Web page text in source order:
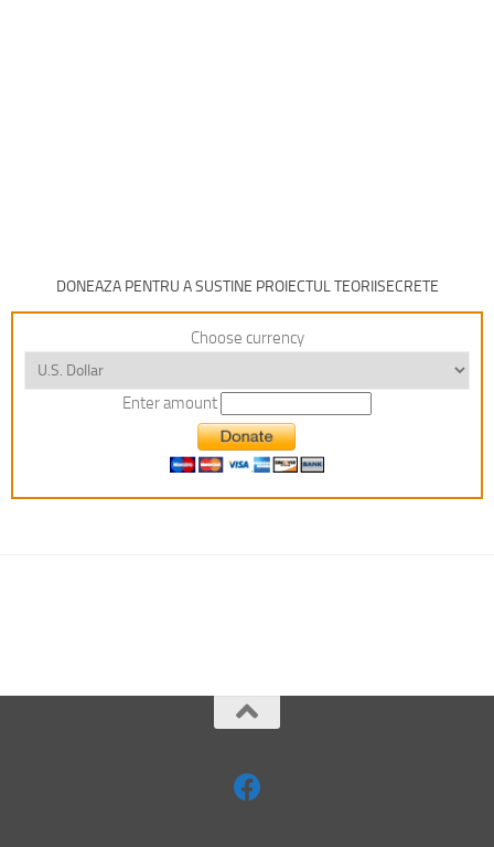
DONEAZA PENTRU A SUSTINE PROIECTUL TEORIISECRETE
Choose currency
Enter amount